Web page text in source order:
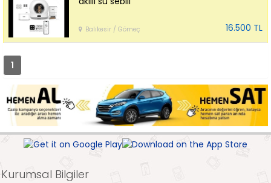
Balıkesir / Gömeç 16.500 TL
1
Kurumsal Bilgiler